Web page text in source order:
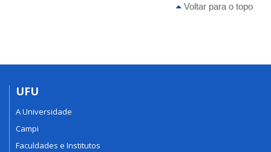
Voltar para o topo
UFU
A Universidade
Campi
Faculdades e Institutos